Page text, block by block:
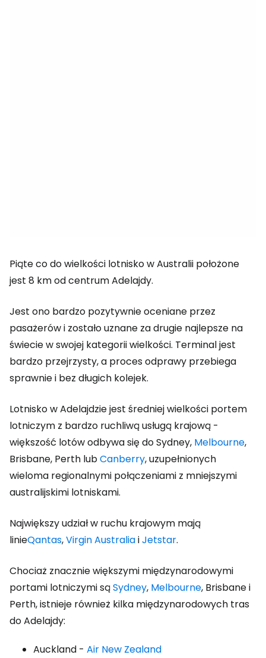
Piąte co do wielkości lotnisko w Australii położone
jest 8 km od centrum Adelajdy.
Jest ono bardzo pozytywnie oceniane przez
pasażerów i zostało uznane za drugie najlepsze na
świecie w swojej kategorii wielkości. Terminal jest
bardzo przejrzysty, a proces odprawy przebiega
sprawnie i bez długich kolejek.
Lotnisko w Adelajdzie jest średniej wielkości portem
lotniczym z bardzo ruchliwą usługą krajową -
większość lotów odbywa się do Sydney, Melbourne,
Brisbane, Perth lubCanberry, uzupełnionych
wieloma regionalnymi połączeniami z mniejszymi
australijskimi lotniskami.
Największy udział w ruchu krajowym mają
linieQantas,Virgin AustraliaiJetstar.
Chociaż znacznie większymi międzynarodowymi
portami lotniczymi sąSydney, Melbourne, Brisbane i
Perth, istnieje również kilka międzynarodowych tras
do Adelajdy:
Auckland - Air New Zealand